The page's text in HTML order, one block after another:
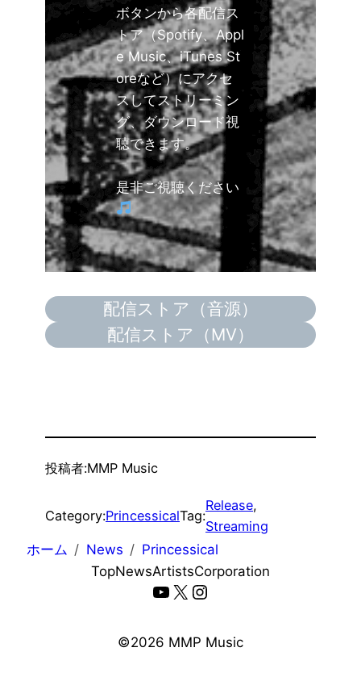
ボタンから各配信ス
トア（Spotify、Appl
e Music、iTunes St
oreなど）にアクセ
スしてストリーミン
グ、ダウンロード視
聴できます。
是非ご視聴ください
配信ストア（音源）
配信ストア（MV）
投稿者:MMP Music
Category:PrincessicalTag:
Release
Streaming
ホーム
News
Princessical
TopNewsArtistsCorporation
YouTube
X Instagram
©️2026 MMP Music